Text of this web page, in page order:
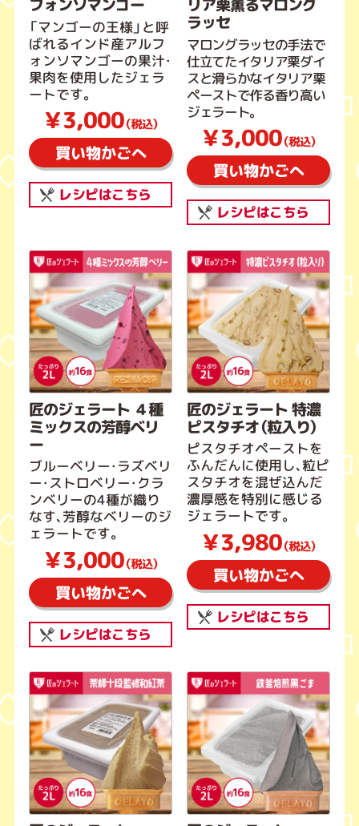
フォンソマンゴー
「マンゴーの王様」と呼
ばれるインド産アルフ
ォンソマンゴーの果汁・
果肉を使用したジェラ
ートです。
￥3,000（税込）
買い物かごへ
レシピはこちら
リア栗薫るマロング
ラッセ
マロングラッセの手法で
仕立てたイタリア栗ダイ
スと滑らかなイタリア栗
ペーストで作る香り高い
ジェラート。
￥3,000（税込）
買い物かごへ
レシピはこちら
匠のジェラート ４種
ミックスの芳醇ベリ
ー
ブルーベリー・ラズベリ
ー・ストロベリー・クラ
ンベリーの4種が織り
なす、芳醇なベリーのジ
ェラートです。
￥3,000（税込）
買い物かごへ
レシピはこちら
匠のジェラート 特濃
ピスタチオ（粒入り）
ピスタチオペーストを
ふんだんに使用し、粒ピ
スタチオを混ぜ込んだ
濃厚感を特別に感じる
ジェラートです。
￥3,980（税込）
買い物かごへ
レシピはこちら